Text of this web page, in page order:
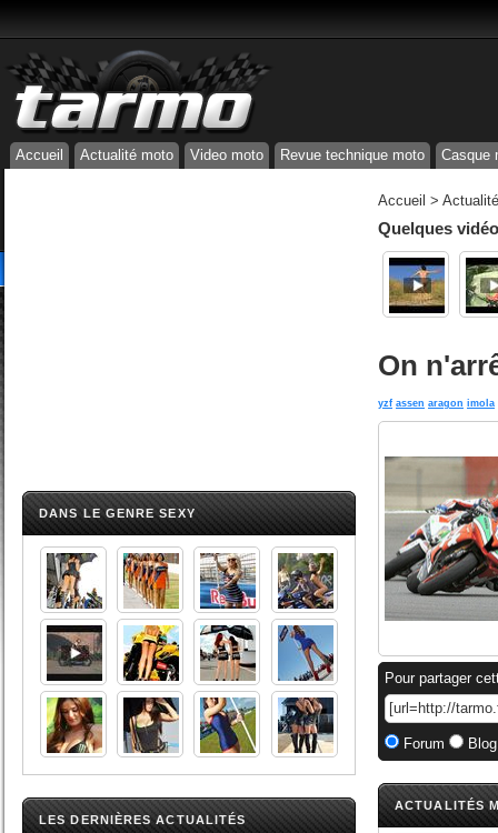
Accueil Actualité moto Video moto Revue technique moto Casque
DANS LE GENRE SEXY
LES DERNIÈRES ACTUALITÉS
Accueil >
Quelques
On
yzf assen aragon imola
Pour partager
Forum
ACTUALITÉS